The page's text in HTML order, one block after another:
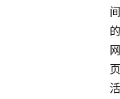
间
的
网
页
活